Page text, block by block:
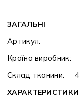
ЗАГАЛЬНІ
Артикул:
Країна виробник:
Склад тканини:
ХАРАКТЕРИСТИКИ